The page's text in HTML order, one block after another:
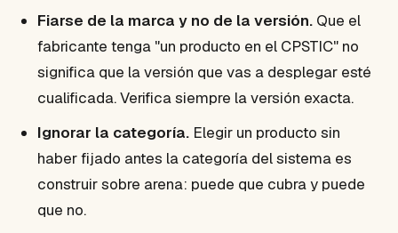
Fiarse de la marca y no de la versión. Que el
fabricante tenga "un producto en el CPSTIC" no
significa que la versión que vas a desplegar esté
cualificada. Verifica siempre la versión exacta.
Ignorar la categoría. Elegir un producto sin
haber fijado antes la categoría del sistema es
construir sobre arena: puede que cubra y puede
que no.